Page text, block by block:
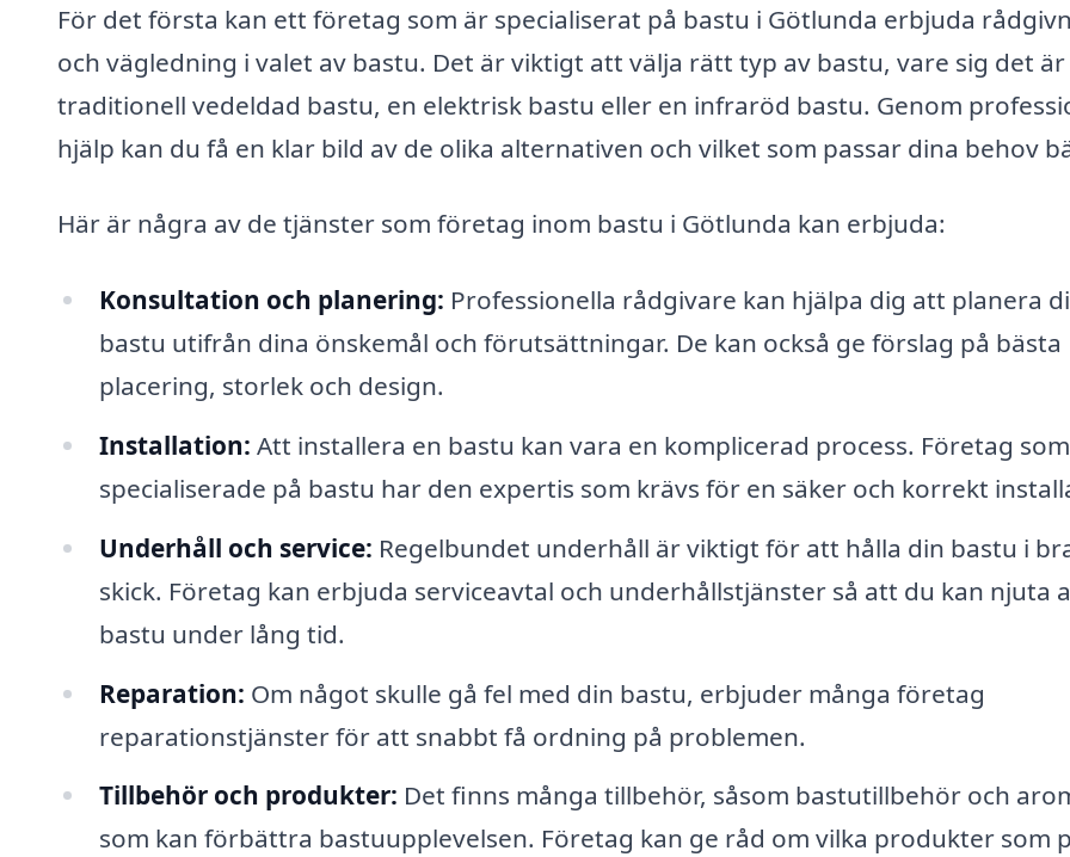
För det första kan ett företag som är specialiserat på bastu i Götlunda erbjuda
och vägledning i valet av bastu. Det är viktigt att välja rätt typ av bastu, vare sig det är
traditionell vedeldad bastu, en elektrisk bastu eller en infraröd bastu. Genom
hjälp kan du få en klar bild av de olika alternativen och vilket som passar dina behov
Här är några av de tjänster som företag inom bastu i Götlunda kan erbjuda:
Konsultation och planering: Professionella rådgivare kan hjälpa dig att planera
bastu utifrån dina önskemål och förutsättningar. De kan också ge förslag på bästa
placering, storlek och design.
Installation: Att installera en bastu kan vara en komplicerad process. Företag
specialiserade på bastu har den expertis som krävs för en säker och korrekt
Underhåll och service: Regelbundet underhåll är viktigt för att hålla din bastu i
skick. Företag kan erbjuda serviceavtal och underhållstjänster så att du kan njuta
bastu under lång tid.
Reparation: Om något skulle gå fel med din bastu, erbjuder många företag
reparationstjänster för att snabbt få ordning på problemen.
Tillbehör och produkter: Det finns många tillbehör, såsom bastutillbehör och
som kan förbättra bastuupplevelsen. Företag kan ge råd om vilka produkter som